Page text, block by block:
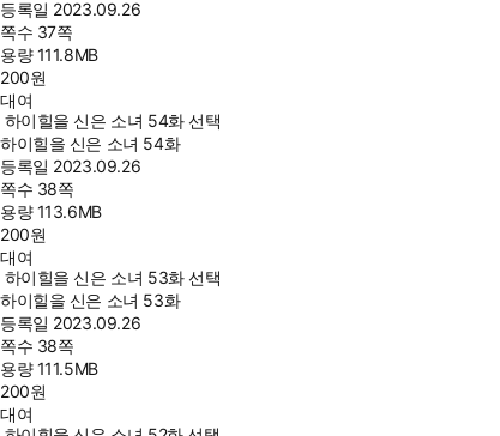
등록일 2023.09.26
쪽수 37쪽
용량111.8MB
200원
대여
하이힐을 신은 소녀 54화 선택
하이힐을 신은 소녀 54화
등록일 2023.09.26
쪽수 38쪽
용량113.6MB
200원
대여
하이힐을 신은 소녀 53화 선택
하이힐을 신은 소녀 53화
등록일 2023.09.26
쪽수 38쪽
용량111.5MB
200원
대여